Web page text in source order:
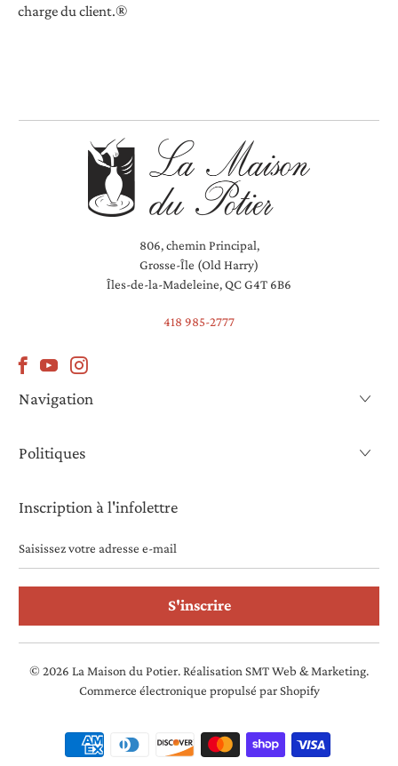
charge du client.®
806, chemin Principal,
Grosse-Île (Old Harry)
Îles-de-la-Madeleine, QC G4T 6B6
418 985-2777
Navigation
Politiques
Inscription à l'infolettre
votre
adresse
© 2026 La Maison du Potier. Réalisation SMT Web & Marketing.
Commerce électronique propulsé par Shopify